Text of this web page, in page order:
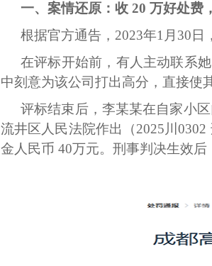
一、案情还原：收 20 万好处费
根据官方通告，2023年1月30
在评标开始前，有人主动联系
中刻意为该公司打出高分，直接使
评标结束后，李某某在自家小
流井区人民法院作出（2025川
金人民币 40万元。刑事判决生效